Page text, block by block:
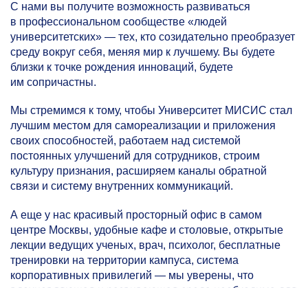
С нами вы получите возможность развиваться
в профессиональном сообществе «людей
университетских» — тех, кто созидательно преобразует
среду вокруг себя, меняя мир к лучшему. Вы будете
близки к точке рождения инноваций, будете
им сопричастны.
Мы стремимся к тому, чтобы Университет МИСИС стал
лучшим местом для самореализации и приложения
своих способностей, работаем над системой
постоянных улучшений для сотрудников, строим
культуру признания, расширяем каналы обратной
связи и систему внутренних коммуникаций.
А еще у нас красивый просторный офис в самом
центре Москвы, удобные кафе и столовые, открытые
лекции ведущих ученых, врач, психолог, бесплатные
тренировки на территории кампуса, система
корпоративных привилегий — мы уверены, что